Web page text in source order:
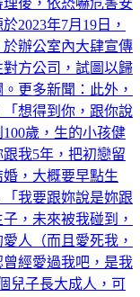
後，依恐嚇危害安
2023年7月19日，
辦公室內大肆宣傳
方公司，試圖以歸
更多新聞：此外，
想得到你，跟你說
歲，生的小孩健
我5年，把初戀留
，大概要早點生
我要跟妳說是妳跟
，未來被我碰到，
人（而且愛死我，
經愛過我吧，是我
兒子長大成人，可